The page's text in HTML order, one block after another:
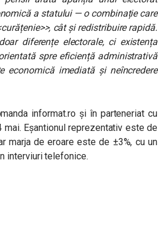
a statului — o combinație care
cât și redistribuire rapidă.
diferențe electorale, ci existența
spre eficiență administrativă
economică imediată și neîncredere
informat.ro și în parteneriat cu
mai. Eșantionul reprezentativ este de
marja de eroare este de ±3%, cu un
interviuri telefonice.